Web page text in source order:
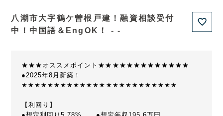
八潮市大字鶴ケ曽根戸建！融資相談受付
中！中国語＆EngOK！ - -
★★★オススメポイント★★★★★★★★★★★★★
●2025年8月新築！
★★★★★★★★★★★★★★★★★★★★★★★★
【利回り】